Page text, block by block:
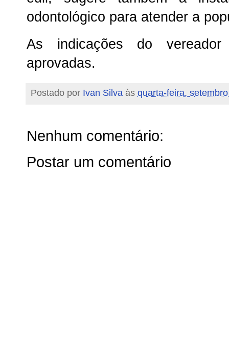
odontológico para atender a
As indicações do vereador
aprovadas.
Postado por Ivan Silva às quarta-feira,
Nenhum comentário:
Postar um comentário